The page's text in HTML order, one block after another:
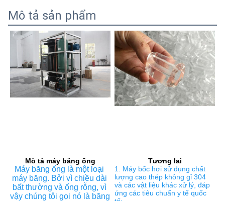
Mô tả sản phẩm
Mô tả máy băng ống
Máy băng ống là một loại
máy băng. Bởi vì chiều dài
bất thường và ống rỗng, vì
vậy chúng tôi gọi nó là băng
Tương lai
1. Máy bốc hơi sử dụng chất
lượng cao thép không gỉ 304
và các vật liệu khác xử lý, đáp
ứng các tiêu chuẩn y tế quốc